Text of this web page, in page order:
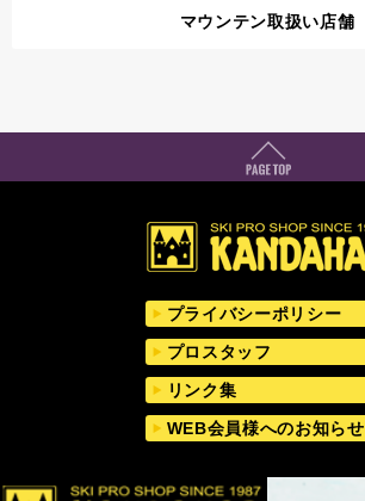
マウンテン取扱い店舗
052-746-5539
075-256-8028
プライバシーポリシー
プロスタッフ
リンク集
WEB会員様へのお知らせ